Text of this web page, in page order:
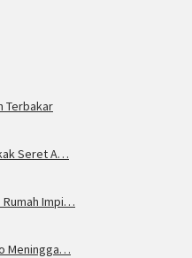
Terbakar
Seret A…
Rumah Impi…
Meningga…